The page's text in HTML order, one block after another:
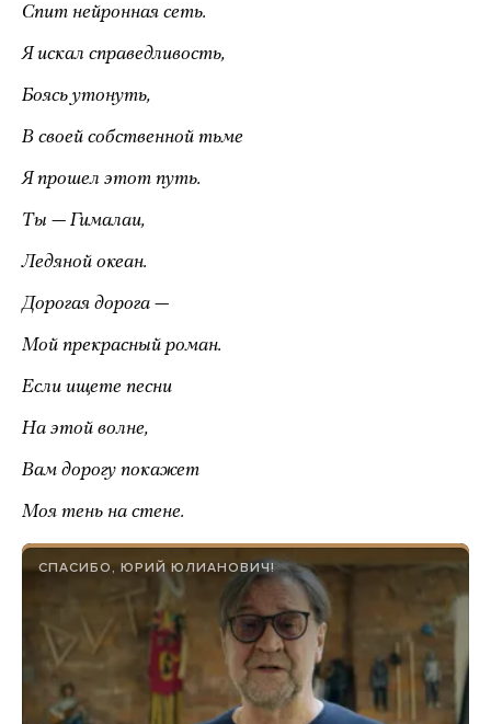
Спит нейронная сеть.
Я искал справедливость,
Боясь утонуть,
В своей собственной тьме
Я прошел этот путь.
Ты — Гималаи,
Ледяной океан.
Дорогая дорога —
Мой прекрасный роман.
Если ищете песни
На этой волне,
Вам дорогу покажет
Моя тень на стене.
СПАСИБО, ЮРИЙ ЮЛИАНОВИЧ!